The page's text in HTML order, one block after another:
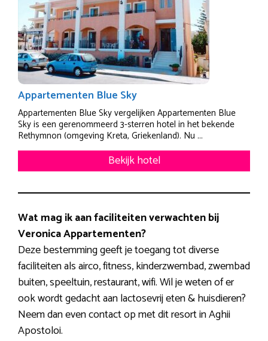
Appartementen Blue Sky
Appartementen Blue Sky vergelijken Appartementen Blue
Sky is een gerenommeerd 3-sterren hotel in het bekende
Rethymnon (omgeving Kreta, Griekenland). Nu ...
Bekijk hotel
Wat mag ik aan faciliteiten verwachten bij
Veronica Appartementen?
Deze bestemming geeft je toegang tot diverse
faciliteiten als airco, fitness, kinderzwembad, zwembad
buiten, speeltuin, restaurant, wifi. Wil je weten of er
ook wordt gedacht aan lactosevrij eten & huisdieren?
Neem dan even contact op met dit resort in Aghii
Apostoloi.